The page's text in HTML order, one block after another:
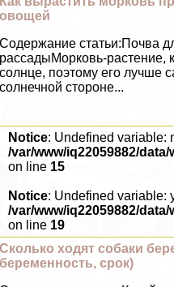
овощей
Содержание статьи:Почва
рассадыМорковь-растение,
солнце, поэтому его лучше
солнечной стороне...
Notice: Undefined variable:
/var/www/iq22059882/
on line 15
Notice: Undefined variable:
/var/www/iq22059882/
on line 19
Сколько ходят собаки
беременность, срок)